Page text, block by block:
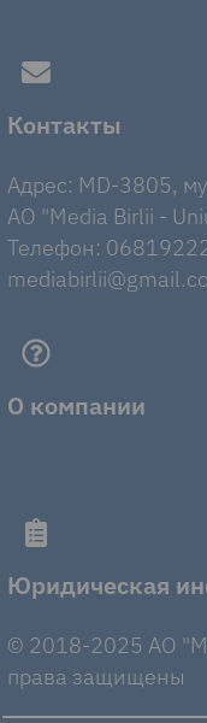
Контакты
Адрес: MD-3805,
AO "Media Birlii -
Телефон:
О компании
Юридическая
© 2018-2025 AO
права защищены